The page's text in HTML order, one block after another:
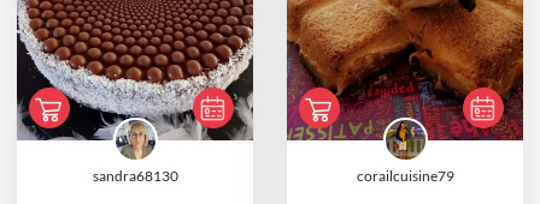
sandra68130 corailcuisine79